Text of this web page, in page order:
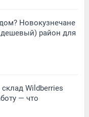
Новокузнечане
район для
Wildberries
— что